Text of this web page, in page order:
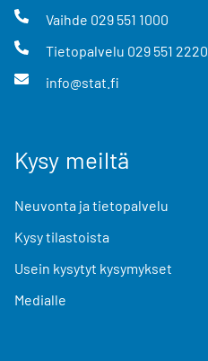
Vaihde 029 551 1000
Tietopalvelu 029 551 2220
info@stat.fi
Kysy meiltä
Neuvonta ja tietopalvelu
Kysy tilastoista
Usein kysytyt kysymykset
Medialle